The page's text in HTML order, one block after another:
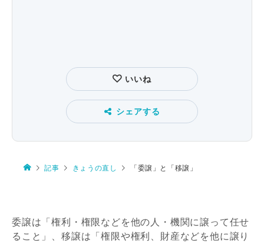
いいね
シェアする
記事 きょうの直し 「委譲」と「移譲」
委譲は「権利・権限などを他の人・機関に譲って任せ
ること」、移譲は「権限や権利、財産などを他に譲り